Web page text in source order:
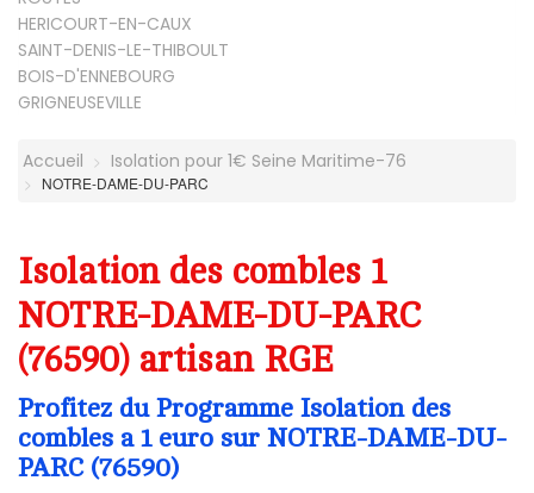
HERICOURT-EN-CAUX
SAINT-DENIS-LE-THIBOULT
BOIS-D'ENNEBOURG
GRIGNEUSEVILLE
Accueil Isolation pour 1€ Seine Maritime-76
NOTRE-DAME-DU-PARC
Isolation des combles 1
NOTRE-DAME-DU-PARC
(76590) artisan RGE
Profitez du Programme Isolation des
combles a 1 euro sur NOTRE-DAME-DU-
PARC (76590)